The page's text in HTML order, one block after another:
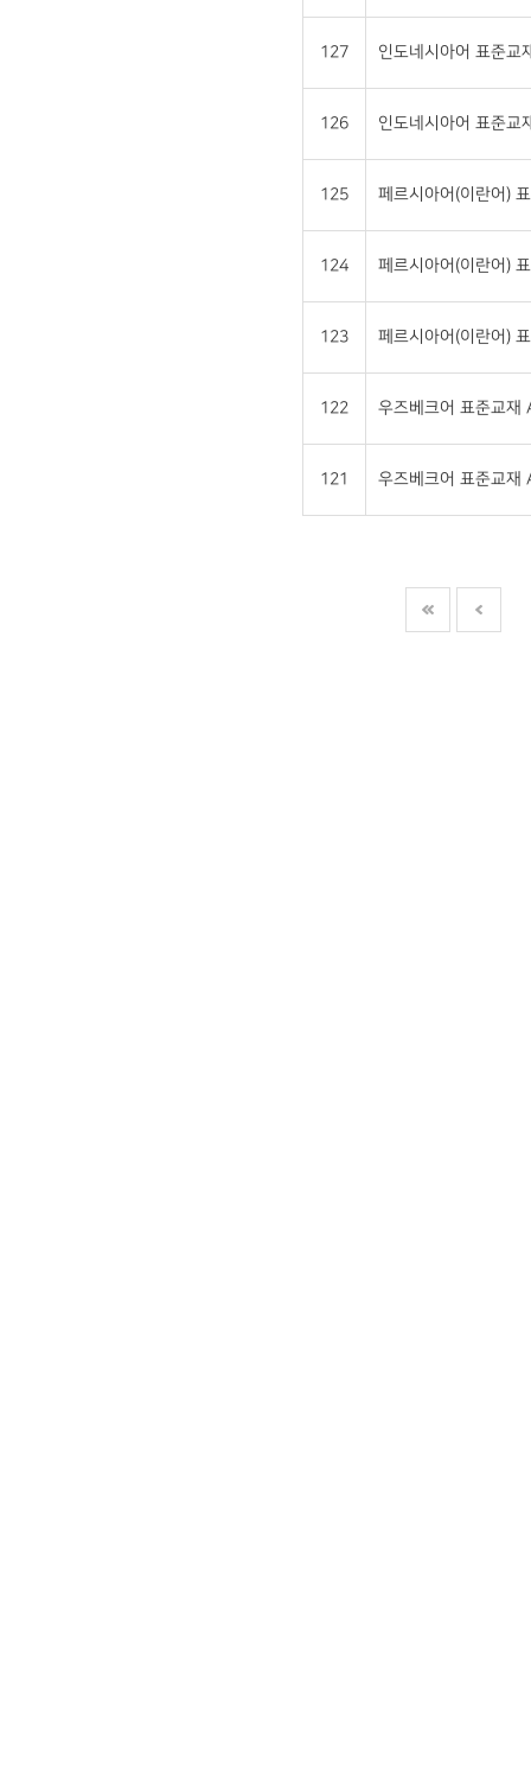
127 인도네시아어 표준교
126 인도네시아어 표준교
125 페르시아어(이란어)
124 페르시아어(이란어)
123 페르시아어(이란어)
122 우즈베크어 표준교재
121 우즈베크어 표준교재